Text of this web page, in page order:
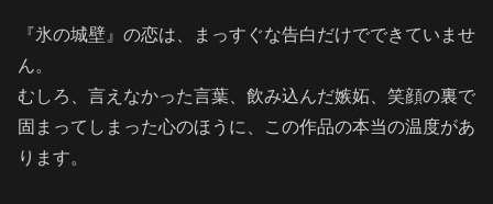
『氷の城壁』の恋は、まっすぐな告白だけでできていませ
ん。
むしろ、言えなかった言葉、飲み込んだ嫉妬、笑顔の裏で
固まってしまった心のほうに、この作品の本当の温度があ
ります。